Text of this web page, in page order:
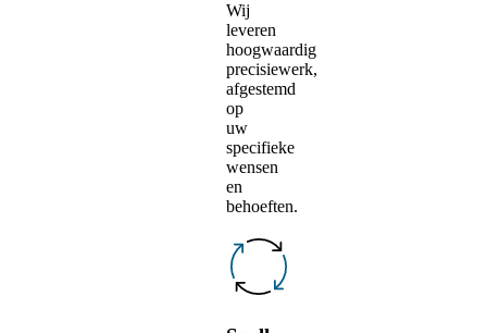
Wij
leveren
hoogwaardig
precisiewerk,
afgestemd
op
uw
specifieke
wensen
en
behoeften.